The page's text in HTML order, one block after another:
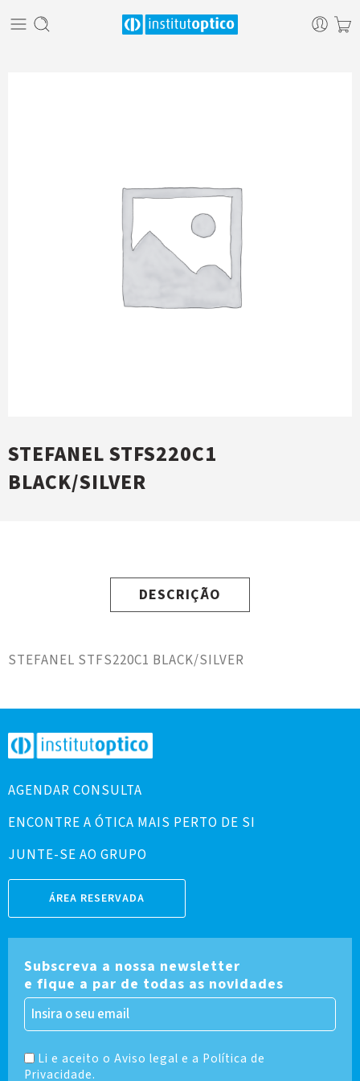
STEFANEL STFS220C1
BLACK/SILVER
DESCRIÇÃO
STEFANEL STFS220C1 BLACK/SILVER
AGENDAR CONSULTA
ENCONTRE A ÓTICA MAIS PERTO DE SI
JUNTE-SE AO GRUPO
ÁREA RESERVADA
Subscreva a nossa newsletter
e fique a par de todas as novidades
Li e aceito o Aviso legal e a Política de
Privacidade.